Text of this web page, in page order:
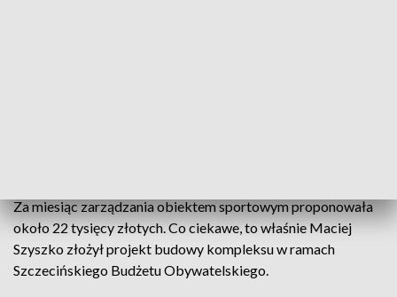
Za miesiąc zarządzania obiektem sportowym proponowała
około 22 tysięcy złotych. Co ciekawe, to właśnie Maciej
Szyszko złożył projekt budowy kompleksu w ramach
Szczecińskiego Budżetu Obywatelskiego.